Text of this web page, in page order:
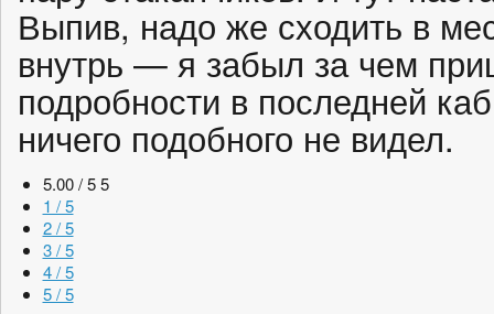
Выпив, надо же сходить в
внутрь — я забыл за чем
подробности в последней
ничего подобного не видел.
5.00 / 5 5
1 / 5
2 / 5
3 / 5
4 / 5
5 / 5